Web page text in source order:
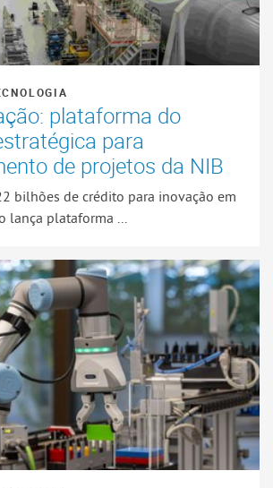
plataforma do
para
de projetos da NIB
bilhões de crédito para inovação em
lança plataforma ...